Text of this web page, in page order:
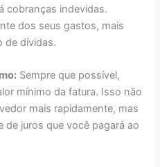
cobranças indevidas.
dos seus gastos, mais
de dívidas.
Sempre que possível,
mínimo da fatura. Isso não
mais rapidamente, mas
de juros que você pagará ao